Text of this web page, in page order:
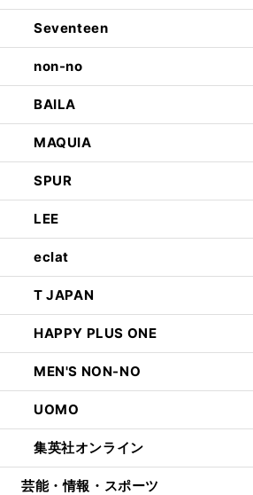
Seventeen
non-no
BAILA
MAQUIA
SPUR
LEE
eclat
T JAPAN
HAPPY PLUS ONE
MEN'S NON-NO
UOMO
集英社オンライン
芸能・情報・スポーツ